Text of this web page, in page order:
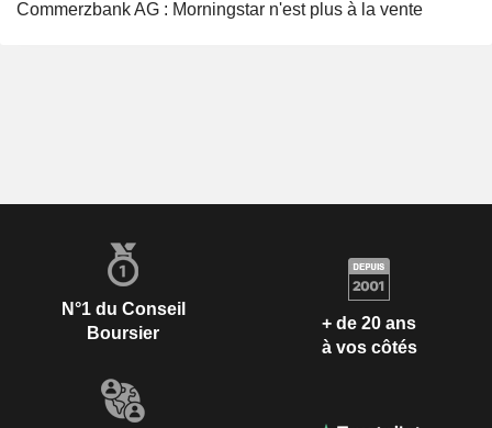
Commerzbank AG : Morningstar n'est plus à la vente
N°1 du Conseil
Boursier
+ de 20 ans
à vos côtés